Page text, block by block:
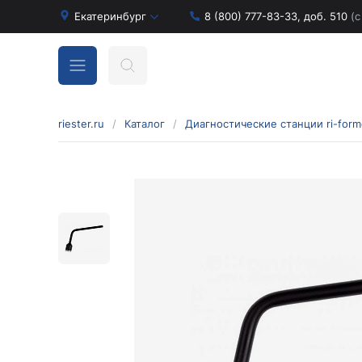
Екатеринбург 8 (800) 777-83-33, доб. 510
Оголовья для бинокулярных луп
Диагностические наборы Econom
riester.ru / Каталог /